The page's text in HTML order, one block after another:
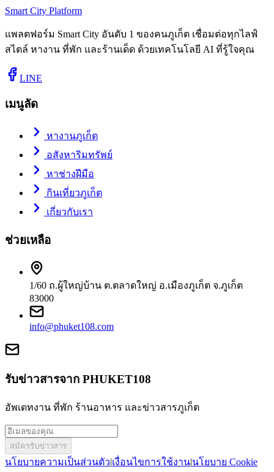
Smart City Platform
แพลตฟอร์ม Smart City อันดับ 1 ของคนภูเก็ต เชื่อมต่อทุกไลฟ์
สไตล์ หางาน ที่พัก และร้านเด็ด ด้วยเทคโนโลยี AI ที่รู้ใจคุณ
LINE
เมนูลัด
หางานภูเก็ต
อสังหาริมทรัพย์
หาช่างฝีมือ
กินเที่ยวภูเก็ต
เกี่ยวกับเรา
ช่วยเหลือ
1/60 ถ.ผู้ใหญ่บ้าน ต.ตลาดใหญ่ อ.เมืองภูเก็ต จ.ภูเก็ต
83000
info@phuket108.com
รับข่าวสารจาก PHUKET108
อัพเดทงาน ที่พัก ร้านอาหาร และข่าวสารภูเก็ต
สมัครรับข่าวสาร
นโยบายความเป็นส่วนตัว|เงื่อนไขการใช้งาน|นโยบาย Cookie